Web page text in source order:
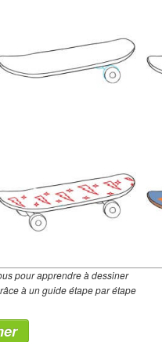
pour apprendre à dessiner
à un guide étape par étape